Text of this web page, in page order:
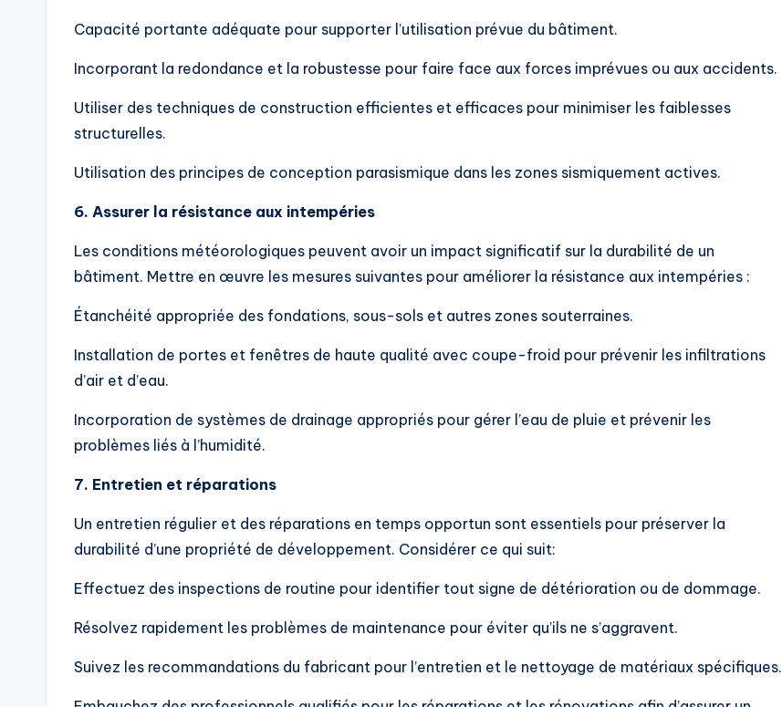
Capacité portante adéquate pour supporter l’utilisation prévue du bâtiment.
Incorporant la redondance et la robustesse pour faire face aux forces imprévues ou aux accidents.
Utiliser des techniques de construction efficientes et efficaces pour minimiser les faiblesses
structurelles.
Utilisation des principes de conception parasismique dans les zones sismiquement actives.
6. Assurer la résistance aux intempéries
Les conditions météorologiques peuvent avoir un impact significatif sur la durabilité de un
bâtiment. Mettre en œuvre les mesures suivantes pour améliorer la résistance aux intempéries :
Étanchéité appropriée des fondations, sous-sols et autres zones souterraines.
Installation de portes et fenêtres de haute qualité avec coupe-froid pour prévenir les infiltrations
d’air et d’eau.
Incorporation de systèmes de drainage appropriés pour gérer l’eau de pluie et prévenir les
problèmes liés à l’humidité.
7. Entretien et réparations
Un entretien régulier et des réparations en temps opportun sont essentiels pour préserver la
durabilité d’une propriété de développement. Considérer ce qui suit:
Effectuez des inspections de routine pour identifier tout signe de détérioration ou de dommage.
Résolvez rapidement les problèmes de maintenance pour éviter qu’ils ne s’aggravent.
Suivez les recommandations du fabricant pour l’entretien et le nettoyage de matériaux spécifiques.